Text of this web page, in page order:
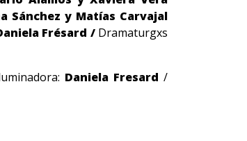
Sánchez y Matías Carvajal
Frésard / Dramaturgxs
Daniela Fresard /